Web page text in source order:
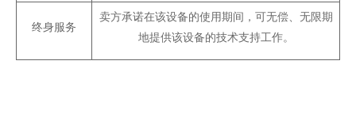
终身服务
卖方承诺在该设备的使用期间，可无偿、无限期
地提供该设备的技术支持工作。